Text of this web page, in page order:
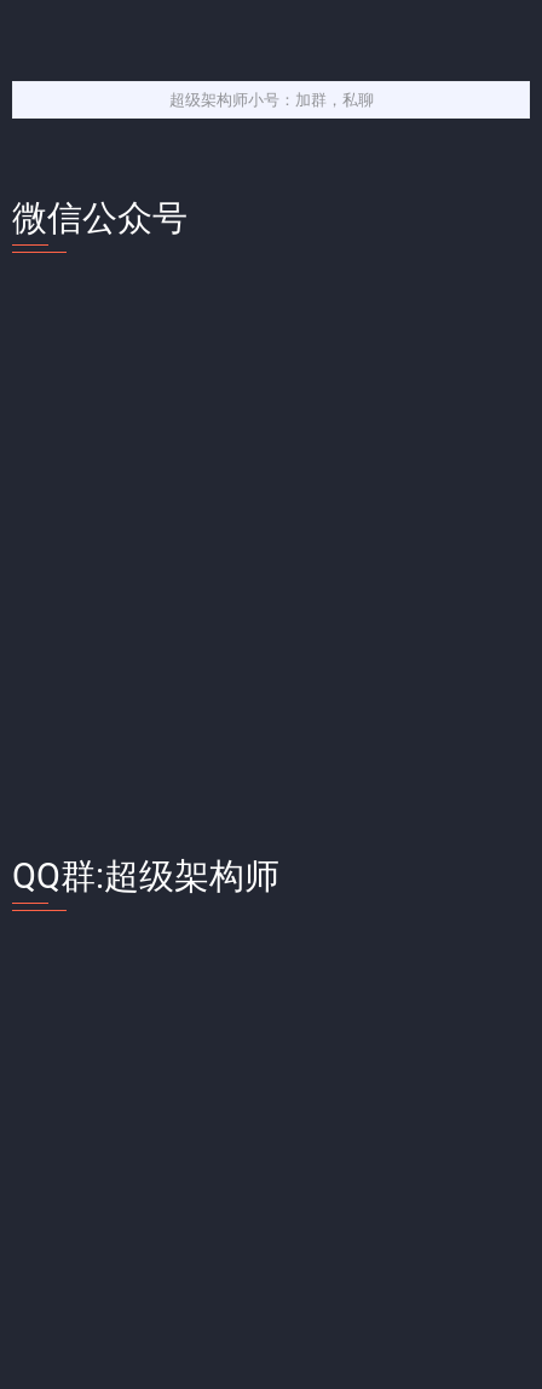
超级架构师小号：加群，私聊
微信公众号
QQ群:超级架构师